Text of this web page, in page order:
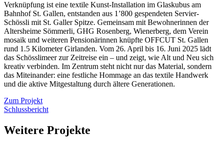
Verknüpfung ist eine textile Kunst-Installation im Glaskubus am
Bahnhof St. Gallen, entstanden aus 1’800 gespendeten Servier-
Schössli mit St. Galler Spitze. Gemeinsam mit Bewohnerinnen der
Altersheime Sömmerli, GHG Rosenberg, Wienerberg, dem Verein
mosaik und weiteren Pensionärinnen knüpfte OFFCUT St. Gallen
rund 1.5 Kilometer Girlanden. Vom 26. April bis 16. Juni 2025 lädt
das Schösslimeer zur Zeitreise ein – und zeigt, wie Alt und Neu sich
kreativ verbinden. Im Zentrum steht nicht nur das Material, sondern
das Miteinander: eine festliche Hommage an das textile Handwerk
und die aktive Mitgestaltung durch ältere Generationen.
Zum Projekt
Schlussbericht
Weitere Projekte